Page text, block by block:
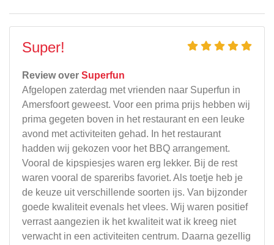
Super!
Review over Superfun
Afgelopen zaterdag met vrienden naar Superfun in
Amersfoort geweest. Voor een prima prijs hebben wij
prima gegeten boven in het restaurant en een leuke
avond met activiteiten gehad. In het restaurant
hadden wij gekozen voor het BBQ arrangement.
Vooral de kipspiesjes waren erg lekker. Bij de rest
waren vooral de spareribs favoriet. Als toetje heb je
de keuze uit verschillende soorten ijs. Van bijzonder
goede kwaliteit evenals het vlees. Wij waren positief
verrast aangezien ik het kwaliteit wat ik kreeg niet
verwacht in een activiteiten centrum. Daarna gezellig